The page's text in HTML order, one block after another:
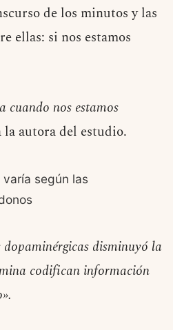
de los minutos y las
ellas: si nos estamos
cuando nos estamos
la autora del estudio.
según las
disminuyó la
codifican información